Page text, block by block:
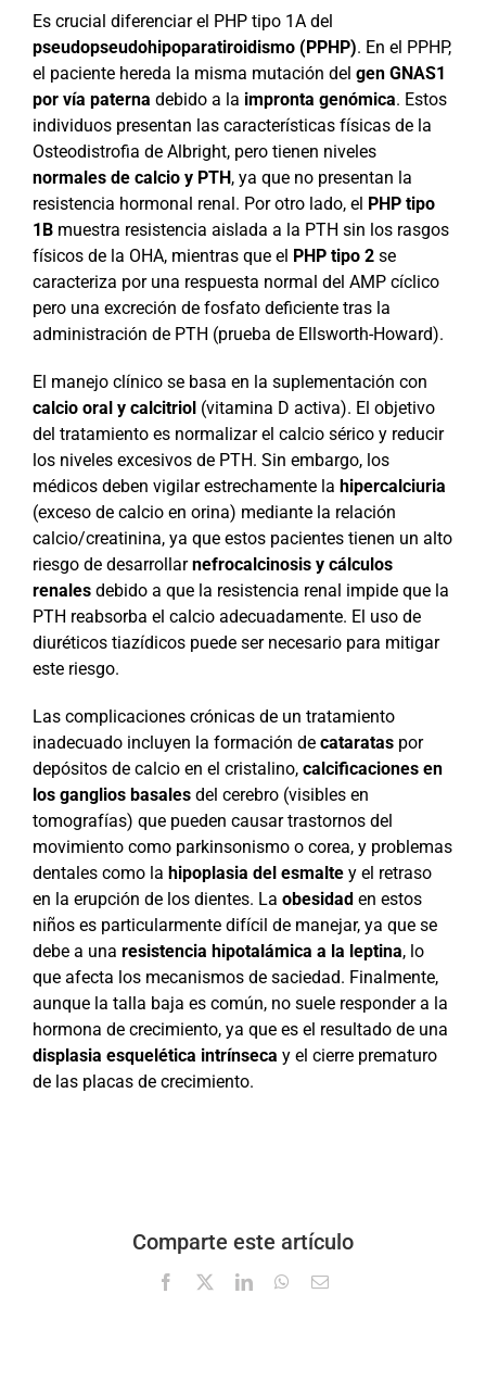
Es crucial diferenciar el PHP tipo 1A del
pseudopseudohipoparatiroidismo (PPHP). En el PPHP,
el paciente hereda la misma mutación del gen GNAS1
por vía paterna debido a la impronta genómica. Estos
individuos presentan las características físicas de la
Osteodistrofia de Albright, pero tienen niveles
normales de calcio y PTH , ya que no presentan la
resistencia hormonal renal. Por otro lado, el PHP tipo
1Bmuestra resistencia aislada a la PTH sin los rasgos
físicos de la OHA, mientras que el PHP tipo 2se
caracteriza por una respuesta normal del AMP cíclico
pero una excreción de fosfato deficiente tras la
administración de PTH (prueba de Ellsworth-Howard).
El manejo clínico se basa en la suplementación con
calcio oral y calcitriol (vitamina D activa). El objetivo
del tratamiento es normalizar el calcio sérico y reducir
los niveles excesivos de PTH. Sin embargo, los
médicos deben vigilar estrechamente la hipercalciuria
(exceso de calcio en orina) mediante la relación
calcio/creatinina, ya que estos pacientes tienen un alto
riesgo de desarrollarnefrocalcinosis y cálculos
renalesdebido a que la resistencia renal impide que la
PTH reabsorba el calcio adecuadamente. El uso de
diuréticos tiazídicos puede ser necesario para mitigar
este riesgo.
Las complicaciones crónicas de un tratamiento
inadecuado incluyen la formación de catarataspor
depósitos de calcio en el cristalino, calcificaciones en
los ganglios basalesdel cerebro (visibles en
tomografías) que pueden causar trastornos del
movimiento como parkinsonismo o corea, y problemas
dentales como la hipoplasia del esmaltey el retraso
en la erupción de los dientes. La obesidad en estos
niños es particularmente difícil de manejar, ya que se
debe a una resistencia hipotalámica a la leptina, lo
que afecta los mecanismos de saciedad. Finalmente,
aunque la talla baja es común, no suele responder a la
hormona de crecimiento, ya que es el resultado de una
displasia esquelética intrínseca y el cierre prematuro
de las placas de crecimiento.
Comparte este artículo
Facebook LinkedInWhatsApp
Correo